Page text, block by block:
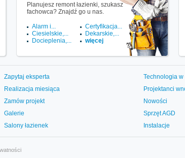
Planujesz remont łazienki, szukasz
fachowca? Znajdź go u nas.
Alarm i...
Certyfikacja...
Ciesielskie,...
Dekarskie,...
Docieplenia,...
więcej
Zapytaj eksperta
Realizacja miesiąca
Zamów projekt
Galerie
Salony łazienek
Technologia w
Projektanci
Nowości
Sprzęt AGD
Instalacje